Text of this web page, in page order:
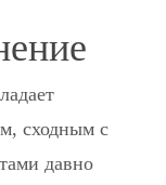
сходным с
давно